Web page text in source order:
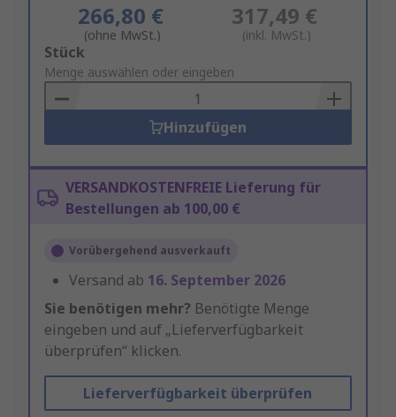
266,80 €
(ohne MwSt.)
317,49 €
(inkl. MwSt.)
Add
to
Basket
Stück
Menge auswählen oder eingeben
Hinzufügen
VERSANDKOSTENFREIE Lieferung für
Bestellungen ab 100,00 €
Vorübergehend ausverkauft
Versand ab 16. September 2026
Sie benötigen mehr? Benötigte Menge
eingeben und auf „Lieferverfügbarkeit
überprüfen“ klicken.
Lieferverfügbarkeit überprüfen